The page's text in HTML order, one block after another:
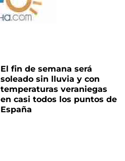
El fin de semana será
soleado sin lluvia y con
temperaturas veraniegas
en casi todos los puntos de
España